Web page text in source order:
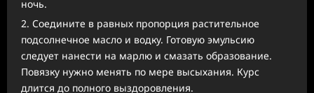
ночь.
Соедините в равных пропорция растительное
подсолнечное масло и водку. Готовую эмульсию
следует нанести на марлю и смазать образование.
Повязку нужно менять по мере высыхания. Курс
длится до полного выздоровления.